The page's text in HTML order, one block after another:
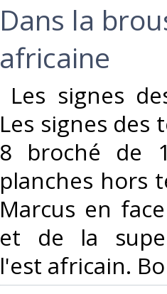
‎Dans la
africaine ‎
Les signes
Les signes des
8 broché de
planches hors
Marcus en
et de la
l'est africain.